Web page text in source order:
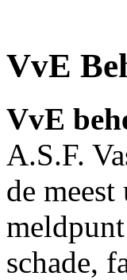
VvE
VvE
A.S.F.
de
schade,